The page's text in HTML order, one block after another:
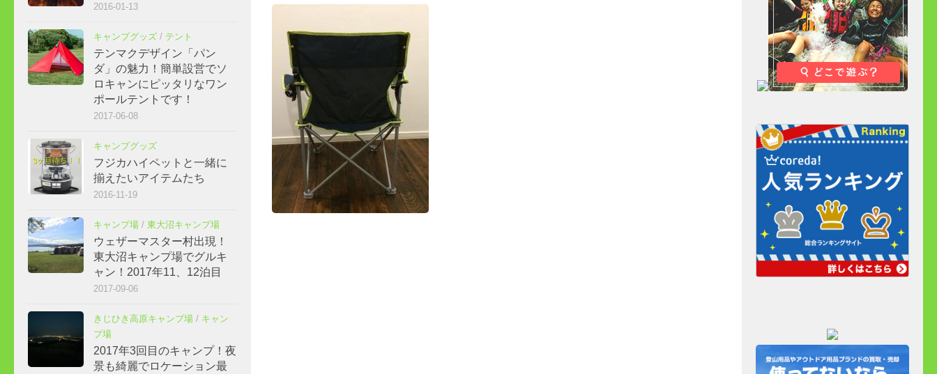
2016-01-13
キャンプグッズ / テント
テンマクデザイン「パン
ダ」の魅力！簡単設営でソ
ロキャンにピッタリなワン
ポールテントです！
2017-06-08
キャンプグッズ
フジカハイペットと一緒に
揃えたいアイテムたち
2016-11-19
キャンプ場 / 東大沼キャンプ場
ウェザーマスター村出現！
東大沼キャンプ場でグルキ
ャン！2017年11、12泊目
2017-09-06
きじひき高原キャンプ場 / キャン
プ場
2017年3回目のキャンプ！夜
景も綺麗でロケーション最